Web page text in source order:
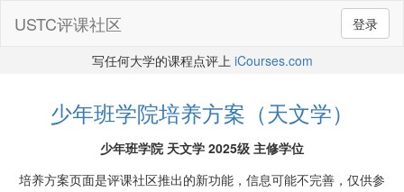
登录
USTC评课社区
写任何大学的课程点评上 iCourses.com
少年班学院培养方案（天文学）
少年班学院 天文学 2025级 主修学位
培养方案页面是评课社区推出的新功能，信息可能不完善，仅供参